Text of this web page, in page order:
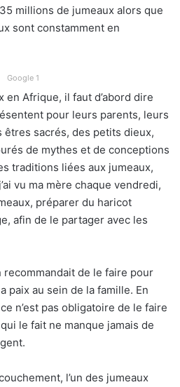
millions de jumeaux alors que
sont constamment en
Google 1
en Afrique, il faut d’abord dire
pour leurs parents, leurs
sacrés, des petits dieux,
de mythes et de conceptions
traditions liées aux jumeaux,
vu ma mère chaque vendredi,
préparer du haricot
afin de le partager avec les
de le faire pour
paix au sein de la famille. En
n’est pas obligatoire de le faire
le fait ne manque jamais de
l’un des jumeaux